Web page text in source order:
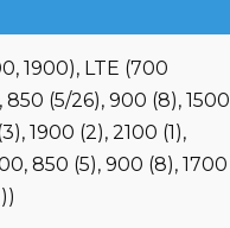
1900), LTE (700
850 (5/26), 900 (8), 1500
1900 (2), 2100 (1),
850 (5), 900 (8), 1700